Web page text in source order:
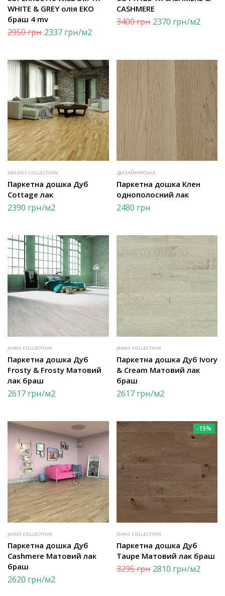
WHITE & GREY олія ЕКО
браш 4 mv
2950грн 2337грн/м2
CASHMERE
3400грн 2370 грн/м2
MELODY COLLECTION
Паркетна дошка Дуб
Cottage лак
2390 грн/м2
ДИЗАЙНЕРСЬКА
Паркетна дошка Клен
однополосний лак
2480 грн
JEANS COLLECTION
Паркетна дошка Дуб
Frosty & Frosty Матовий
лак браш
2617 грн/м2
JEANS COLLECTION
Паркетна дошка Дуб Ivory
& Cream Матовий лак
браш
2617грн/м2
JEANS COLLECTION
Паркетна дошка Дуб
Cashmere Матовий лак
браш
2620 грн/м2
-15%
JEANS COLLECTION
Паркетна дошка Дуб
Taupe Матовий лак браш
3295грн 2810 грн/м2